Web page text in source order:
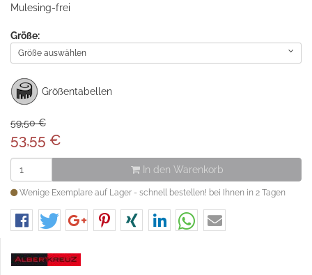
Mulesing-frei
Größe:
Größe auswählen
Größentabellen
59,50 €
53,55 €
In den Warenkorb
Wenige Exemplare auf Lager - schnell bestellen! bei Ihnen in 2 Tagen